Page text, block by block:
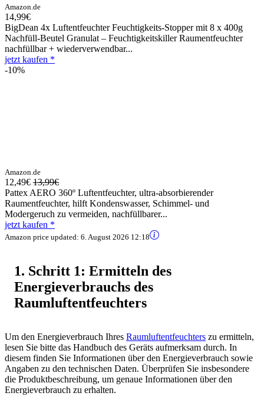
Amazon.de
14,99€
BigDean 4x Luftentfeuchter Feuchtigkeits-Stopper mit 8 x 400g
Nachfüll-Beutel Granulat – Feuchtigkeitskiller Raumentfeuchter
nachfüllbar + wiederverwendbar...
jetzt kaufen *
-10%
Amazon.de
12,49€ 13,99€
Pattex AERO 360º Luftentfeuchter, ultra-absorbierender
Raumentfeuchter, hilft Kondenswasser, Schimmel- und
Modergeruch zu vermeiden, nachfüllbarer...
jetzt kaufen *
Amazon price updated: 6. August 2026 12:18
1. Schritt 1: Ermitteln des
Energieverbrauchs des
Raumluftentfeuchters
Um den Energieverbrauch Ihres Raumluftentfeuchters zu ermitteln,
lesen Sie bitte das Handbuch des Geräts aufmerksam durch. In
diesem finden Sie Informationen über den Energieverbrauch sowie
Angaben zu den technischen Daten. Überprüfen Sie insbesondere
die Produktbeschreibung, um genaue Informationen über den
Energieverbrauch zu erhalten.